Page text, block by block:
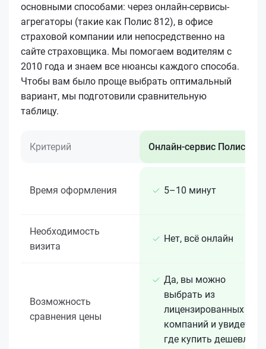
основными способами: через онлайн-сервисы-
агрегаторы (такие как Полис 812), в офисе
страховой компании или непосредственно на
сайте страховщика. Мы помогаем водителям с
2010 года и знаем все нюансы каждого способа.
Чтобы вам было проще выбрать оптимальный
вариант, мы подготовили сравнительную
таблицу.
Критерий Онлайн-сервис Полис 812
Время оформления 5–10 минут
Необходимость
визита
Нет, всё онлайн
Возможность
сравнения цены
Да, вы можно
выбрать из
лицензированных 15+
компаний и увидеть,
где купить дешевле